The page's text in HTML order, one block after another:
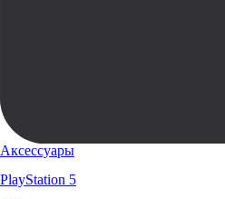
Аксессуары
PlayStation 5